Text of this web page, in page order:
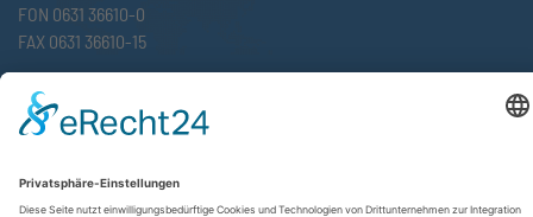
FON 0631 36610-0
FAX 0631 36610-15
©2026 Atlantische Akademie Rheinland-Pfalz e. V. |